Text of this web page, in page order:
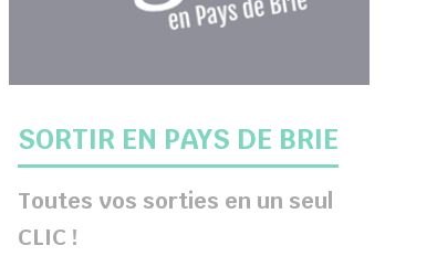
SORTIR EN PAYS DE BRIE
Toutes vos sorties en un seul
CLIC !